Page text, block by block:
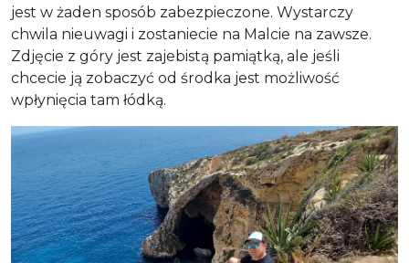
jest w żaden sposób zabezpieczone. Wystarczy
chwila nieuwagi i zostaniecie na Malcie na zawsze.
Zdjęcie z góry jest zajebistą pamiątką, ale jeśli
chcecie ją zobaczyć od środka jest możliwość
wpłynięcia tam łódką.